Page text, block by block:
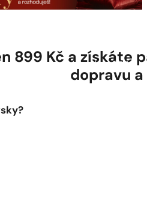
4 ks za1 Kč!
899 Kč a získáte
dopravu